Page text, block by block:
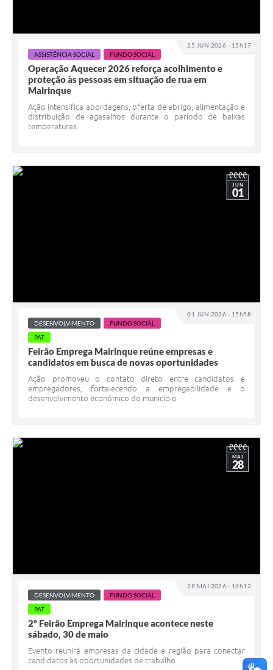
25 JUN 2026 - 15h17
ASSISTÊNCIA SOCIAL FUNDO SOCIAL
Operação Aquecer 2026 reforça acolhimento e
proteção às pessoas em situação de rua em
Mairinque
Ação intensifica abordagens, oferta de abrigo, alimentação e
distribuição de agasalhos durante o período de baixas
temperaturas.
01 JUN 2026 - 15h58
JUN
01
DESENVOLVIMENTO
FUNDO SOCIAL
PAT
Feirão Emprega Mairinque reúne empresas e
candidatos em busca de novas oportunidades
Ação promoveu o contato direto entre candidatos e
empregadores, fortalecendo a empregabilidade e o
desenvolvimento econômico do município
28 MAI 2026 - 16h12
MAI
28
DESENVOLVIMENTO
FUNDO SOCIAL
PAT
2º Feirão Emprega Mairinque acontece neste
sábado, 30 de maio
Evento reunirá empresas da cidade e região para conectar
candidatos às oportunidades de trabalho